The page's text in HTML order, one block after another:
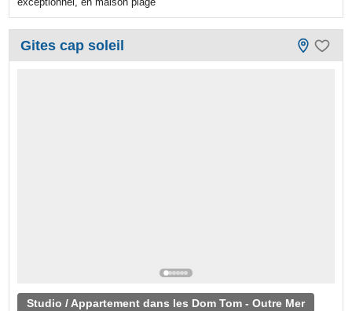
Gites cap soleil
Studio / Appartement dans les Dom Tom - Outre Mer